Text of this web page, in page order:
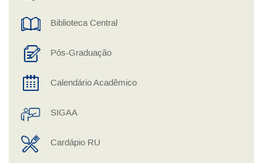
Biblioteca Central
Pós-Graduação
Calendário Acadêmico
SIGAA
Cardápio RU